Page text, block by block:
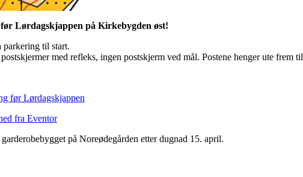
Lørdagskjappen på Kirkebygden øst!
til start.
med refleks, ingen postskjerm ved mål. Postene henger ute frem til
før Lørdagskjappen
fra Eventor
på Noreødegården etter dugnad 15. april.